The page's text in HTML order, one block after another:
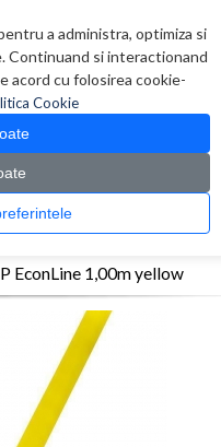
a administra, optimiza si
Continuand si interactionand
acord cu folosirea cookie-
Cookie
preferintele
0 produs(e)
- Patchcord Cat.6 U/UTP EconLine
EconLine 1,00m yellow